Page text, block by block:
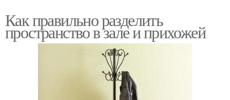
Как правильно разделить
пространство в зале и прихожей